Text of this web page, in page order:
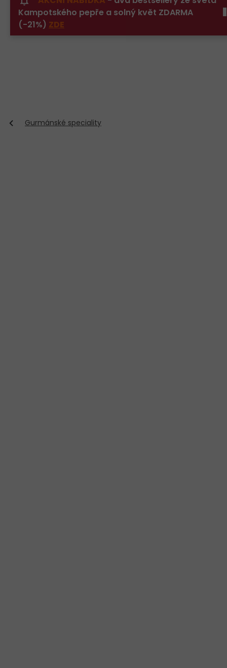
obsah
Kampotského pepře a solný květ ZDARMA
(-21%) ZDE
Gurmánské speciality